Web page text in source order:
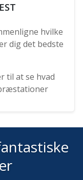
hvilke
dig det bedste
til at se hvad